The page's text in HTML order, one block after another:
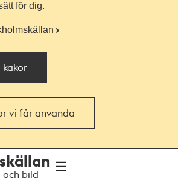
för dig.
kakor
vi får använda
och bild